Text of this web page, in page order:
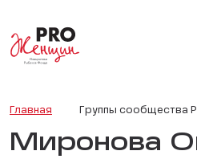
Главная Группы сообщества
Миронова